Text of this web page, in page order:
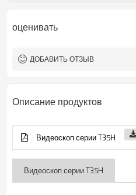
Артикуляция
оценивать
ДОБАВИТЬ ОТЗЫВ
Описание продуктов
Видеоскоп серии T35H
Видеоскоп серии T35H